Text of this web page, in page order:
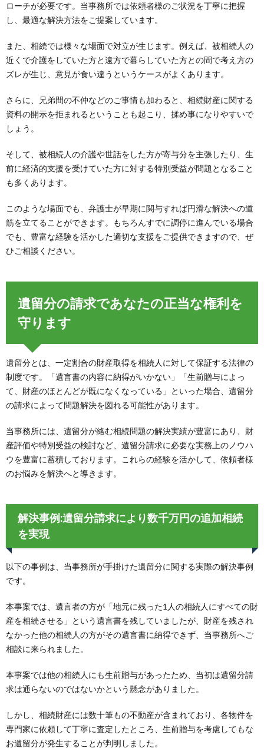
ローチが必要です。当事務所では依頼者様のご状況を丁寧に把握
し、最適な解決方法をご提案しています。
また、相続では様々な場面で対立が生じます。例えば、被相続人の
近くで介護をしていた方と遠方で暮らしていた方との間で考え方の
ズレが生じ、意見が食い違うというケースがよくあります。
さらに、兄弟間の不仲などのご事情も加わると、相続財産に関する
資料の開示を拒まれるということも起こり、揉め事になりやすいで
しょう。
そして、被相続人の介護や世話をした方が寄与分を主張したり、生
前に経済的支援を受けていた方に対する特別受益が問題となること
も多くあります。
このような場面でも、弁護士が早期に関与すれば円滑な解決への道
筋を立てることができます。もちろんすでに調停に進んでいる場合
でも、豊富な経験を活かした適切な支援をご提供できますので、ぜ
ひご相談ください。
遺留分の請求であなたの正当な権利を
守ります
遺留分とは、一定割合の財産取得を相続人に対して保証する法律の
制度です。「遺言書の内容に納得がいかない」「生前贈与によっ
て、財産のほとんどが既になくなっている」といった場合、遺留分
の請求によって問題解決を図れる可能性があります。
当事務所には、遺留分が絡む相続問題の解決実績が豊富にあり、財
産評価や特別受益の検討など、遺留分請求に必要な実務上のノウハ
ウを豊富に蓄積しております。これらの経験を活かして、依頼者様
のお悩みを解決へと導きます。
解決事例:遺留分請求により数千万円の追加相続
を実現
以下の事例は、当事務所が手掛けた遺留分に関する実際の解決事例
です。
本事案では、遺言者の方が「地元に残った1人の相続人にすべての財
産を相続させる」という遺言書を残していましたが、財産を残され
なかった他の相続人の方がその遺言書に納得できず、当事務所へご
相談に来られました。
本事案では他の相続人にも生前贈与があったため、当初は遺留分請
求は通らないのではないかという懸念がありました。
しかし、相続財産には数十筆もの不動産が含まれており、各物件を
専門家に依頼して丁寧に査定したところ、生前贈与を考慮してもな
お遺留分が発生することが判明しました。